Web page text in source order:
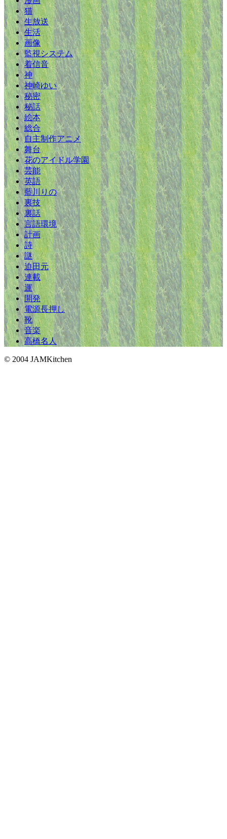
猫
生放送
生活
画像
監視システム
着信音
神
神崎ゆい
秘密
秘話
絵本
総合
自主制作アニメ
舞台
花のアイドル学園
芸能
英語
藍川りの
裏技
裏話
言語環境
計画
詩
謎
迫田元
連載
運
開発
電源長押し
靴
音楽
高橋名人
© 2004 JAMKitchen